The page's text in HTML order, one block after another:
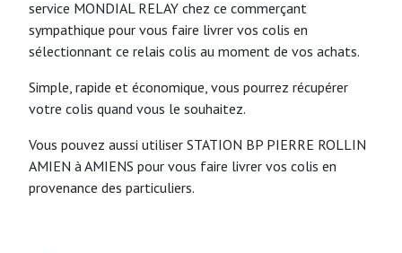
service MONDIAL RELAY chez ce commerçant
sympathique pour vous faire livrer vos colis en
sélectionnant ce relais colis au moment de vos achats.
Simple, rapide et économique, vous pourrez récupérer
votre colis quand vous le souhaitez.
Vous pouvez aussi utiliser STATION BP PIERRE ROLLIN
AMIEN à AMIENS pour vous faire livrer vos colis en
provenance des particuliers.